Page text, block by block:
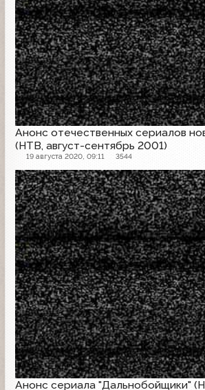
Анонс отечественных сериалов
(НТВ, август-сентябрь 2001)
19 августа 2020, 09:11 3544
Анонс сериала "Дальнобойщики"
Анонс